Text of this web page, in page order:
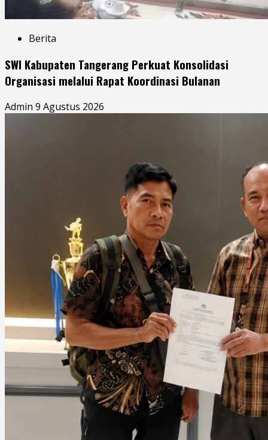
Berita
SWI Kabupaten Tangerang Perkuat Konsolidasi
Organisasi melalui Rapat Koordinasi Bulanan
Admin 9 Agustus 2026